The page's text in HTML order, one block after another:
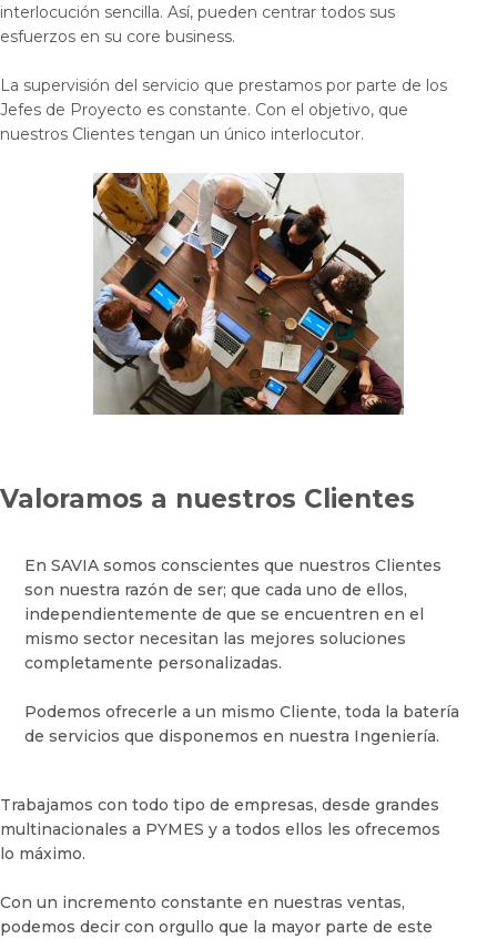
interlocución sencilla. Así, pueden centrar todos sus
esfuerzos en su core business.
La supervisión del servicio que prestamos por parte de los
Jefes de Proyecto es constante. Con el objetivo, que
nuestros Clientes tengan un único interlocutor.
Valoramos a nuestros Clientes
En SAVIA somos conscientes que nuestros Clientes
son nuestra razón de ser; que cada uno de ellos,
independientemente de que se encuentren en el
mismo sector necesitan las mejores soluciones
completamente personalizadas.
Podemos ofrecerle a un mismo Cliente, toda la batería
de servicios que disponemos en nuestra Ingeniería.
Trabajamos con todo tipo de empresas, desde grandes
multinacionales a PYMES y a todos ellos les ofrecemos
lo máximo.
Con un incremento constante en nuestras ventas,
podemos decir con orgullo que la mayor parte de este